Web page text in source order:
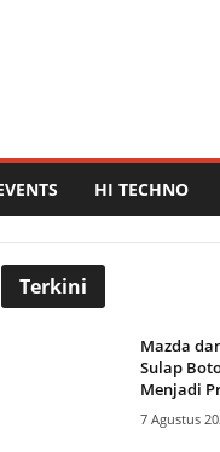
HI TECHNO
Terkini
Mazda
Sulap
Menjadi
7 Agustus